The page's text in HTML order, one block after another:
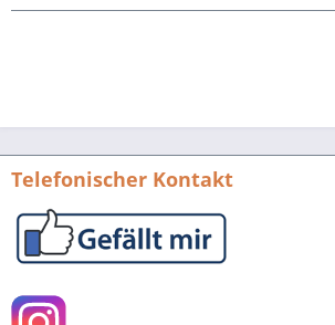
Telefonischer Kontakt